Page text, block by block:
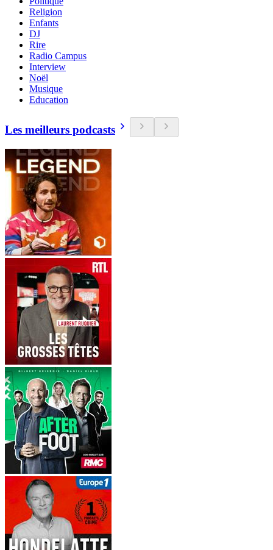
Religion
Enfants
DJ
Rire
Radio Campus
Interview
Noël
Musique
Education
Les meilleurs podcasts